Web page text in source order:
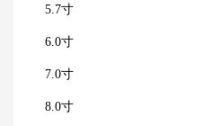
5.7寸
6.0寸
7.0寸
8.0寸